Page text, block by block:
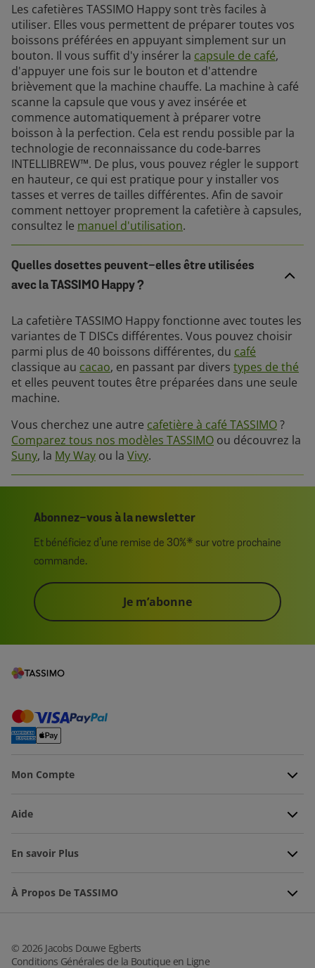
Les cafetières TASSIMO Happy sont très faciles à
utiliser. Elles vous permettent de préparer toutes vos
boissons préférées en appuyant simplement sur un
bouton. Il vous suffit d'y insérer la capsule de café,
d'appuyer une fois sur le bouton et d'attendre
brièvement que la machine chauffe. La machine à café
scanne la capsule que vous y avez insérée et
commence automatiquement à préparer votre
boisson à la perfection. Cela est rendu possible par la
technologie de reconnaissance du code-barres
INTELLIBREW™. De plus, vous pouvez régler le support
en hauteur, ce qui est pratique pour y installer vos
tasses et verres de tailles différentes. Afin de savoir
comment nettoyer proprement la cafetière à capsules,
consultez le manuel d'utilisation.
Quelles dosettes peuvent-elles être utilisées
avec la TASSIMO Happy ?
La cafetière TASSIMO Happy fonctionne avec toutes les
variantes de T DISCs différentes. Vous pouvez choisir
parmi plus de 40 boissons différentes, du café
classique au cacao, en passant par divers types de thé
et elles peuvent toutes être préparées dans une seule
machine.
Vous cherchez une autre cafetière à café TASSIMO?
Comparez tous nos modèles TASSIMO ou découvrez la
Suny, la My Way ou la Vivy.
Abonnez-vous à la newsletter
Et bénéficiez d’une remise de 30%* sur votre prochaine
commande.
Je m’abonne
Mon Compte
Aide
En savoir Plus
À Propos De TASSIMO
© 2026Jacobs Douwe Egberts
Conditions Générales de la Boutique en Ligne